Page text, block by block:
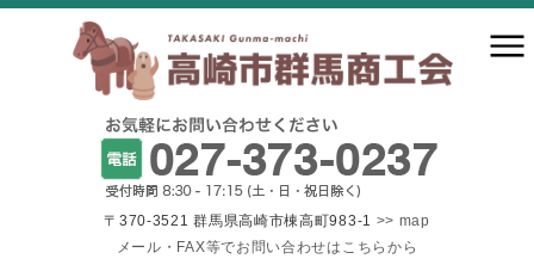
〒370-3521 群馬県高崎市棟高町983-1 >> map
メール・FAX等でお問い合わせはこちらから